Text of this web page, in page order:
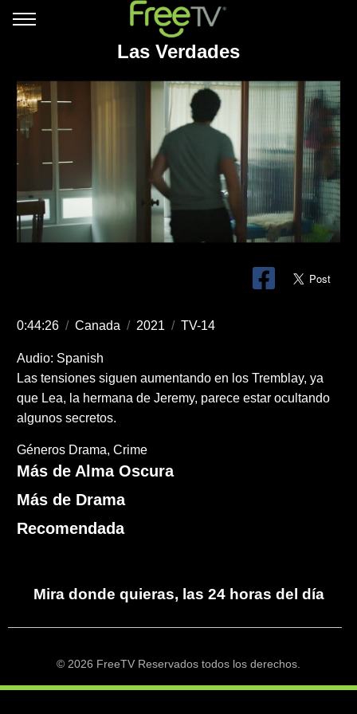
Las Verdades
0:44:26 / Canada / 2021 / TV-14
Audio: Spanish
Las tensiones siguen aumentando en los Tremblay, ya
que Lea, la hermana de Jeremy, parece estar ocultando
algunos secretos.
Géneros Drama Crime
Más de Alma Oscura
Más de Drama
Recomendada
Mira donde quieras, las 24 horas del día
© 2026 FreeTV Reservados todos los derechos.